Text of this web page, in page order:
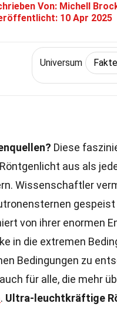
Von: Michell
10 Apr 2025
Universum
Diese
aus als
Wissenschaftler
gespeist
von ihrer enormen
in die extremen
Bedingungen zu
für alle, die mehr
. Ultra-leuchtkräftige